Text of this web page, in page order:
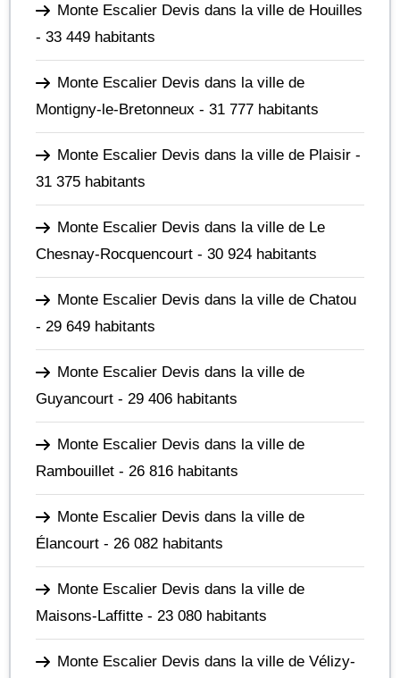
Monte Escalier Devis dans la ville de Houilles
- 33 449 habitants
Monte Escalier Devis dans la ville de
Montigny-le-Bretonneux - 31 777 habitants
Monte Escalier Devis dans la ville de Plaisir -
31 375 habitants
Monte Escalier Devis dans la ville de Le
Chesnay-Rocquencourt - 30 924 habitants
Monte Escalier Devis dans la ville de Chatou
- 29 649 habitants
Monte Escalier Devis dans la ville de
Guyancourt - 29 406 habitants
Monte Escalier Devis dans la ville de
Rambouillet - 26 816 habitants
Monte Escalier Devis dans la ville de
Élancourt - 26 082 habitants
Monte Escalier Devis dans la ville de
Maisons-Laffitte - 23 080 habitants
Monte Escalier Devis dans la ville de Vélizy-